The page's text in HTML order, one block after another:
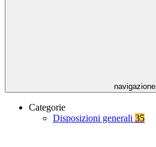
navigazione
Categorie
Disposizioni generali 35